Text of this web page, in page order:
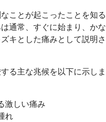
ことが起こったことを知る
通常、すぐに始まり、かな
キとした痛みとして説明さ
る主な兆候を以下に示しま
激しい痛み
れ